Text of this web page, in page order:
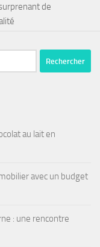
de
au lait en
avec un budget
: une rencontre